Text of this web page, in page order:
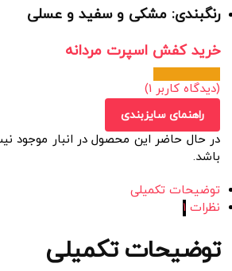
رنگبندی: مشکی و سفید و عسلی
خرید کفش اسپرت مردانه
(دیدگاه کاربر 1
)
راهنمای سایزبندی
در حال حاضر این محصول در انبار
باشد.
توضیحات تکمیلی
نظرات 1
توضیحات تکمیلی